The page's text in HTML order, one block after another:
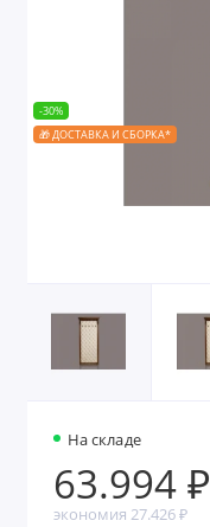
-30%
🎁 ДОСТАВКА И СБОРКА*
На складе
63.994 ₽
экономия 27.426 ₽